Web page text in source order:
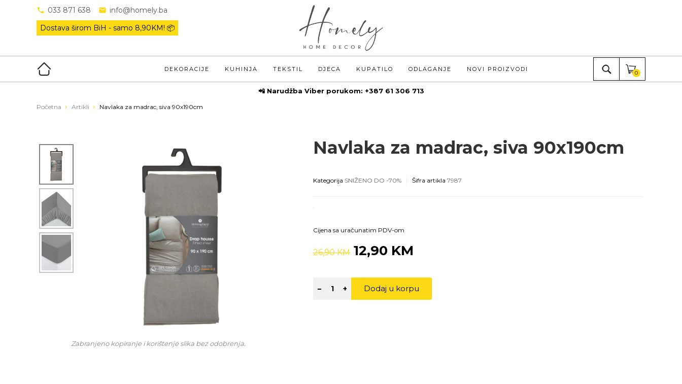
033 871 638
info@homely.ba
Dostava širom BiH - samo 8,90KM! 📦
DEKORACIJE KUHINJA TEKSTIL DJECA KUPATILO ODLAGANJE NOVI PROIZVODI 0
📲 Narudžba Viber porukom: +387 61 306 713
Početna Artikli Navlaka za madrac, siva 90x190cm
Zabranjeno kopiranje i korištenje slika bez odobrenja.
Navlaka za madrac, siva 90x190cm
Kategorija SNIŽENO DO -70% Šifra artikla 7987
Cijena sa uračunatim PDV-om
26,90 KM 12,90 KM
– + Dodaj u korpu